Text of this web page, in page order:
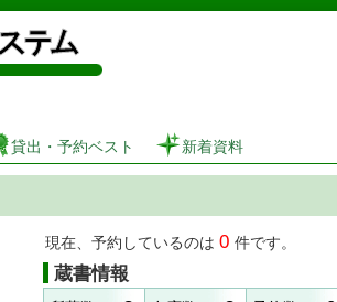
図書館 蔵書検索・予約システム
貸出・予約ベスト 新着資料
現在、予約しているのは 0 件です。
蔵書情報